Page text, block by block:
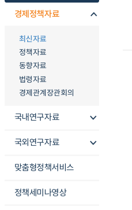
경제정책자료
최신자료
정책자료
동향자료
법령자료
경제관계장관회의
국내연구자료
국외연구자료
맞춤형정책서비스
정책세미나영상